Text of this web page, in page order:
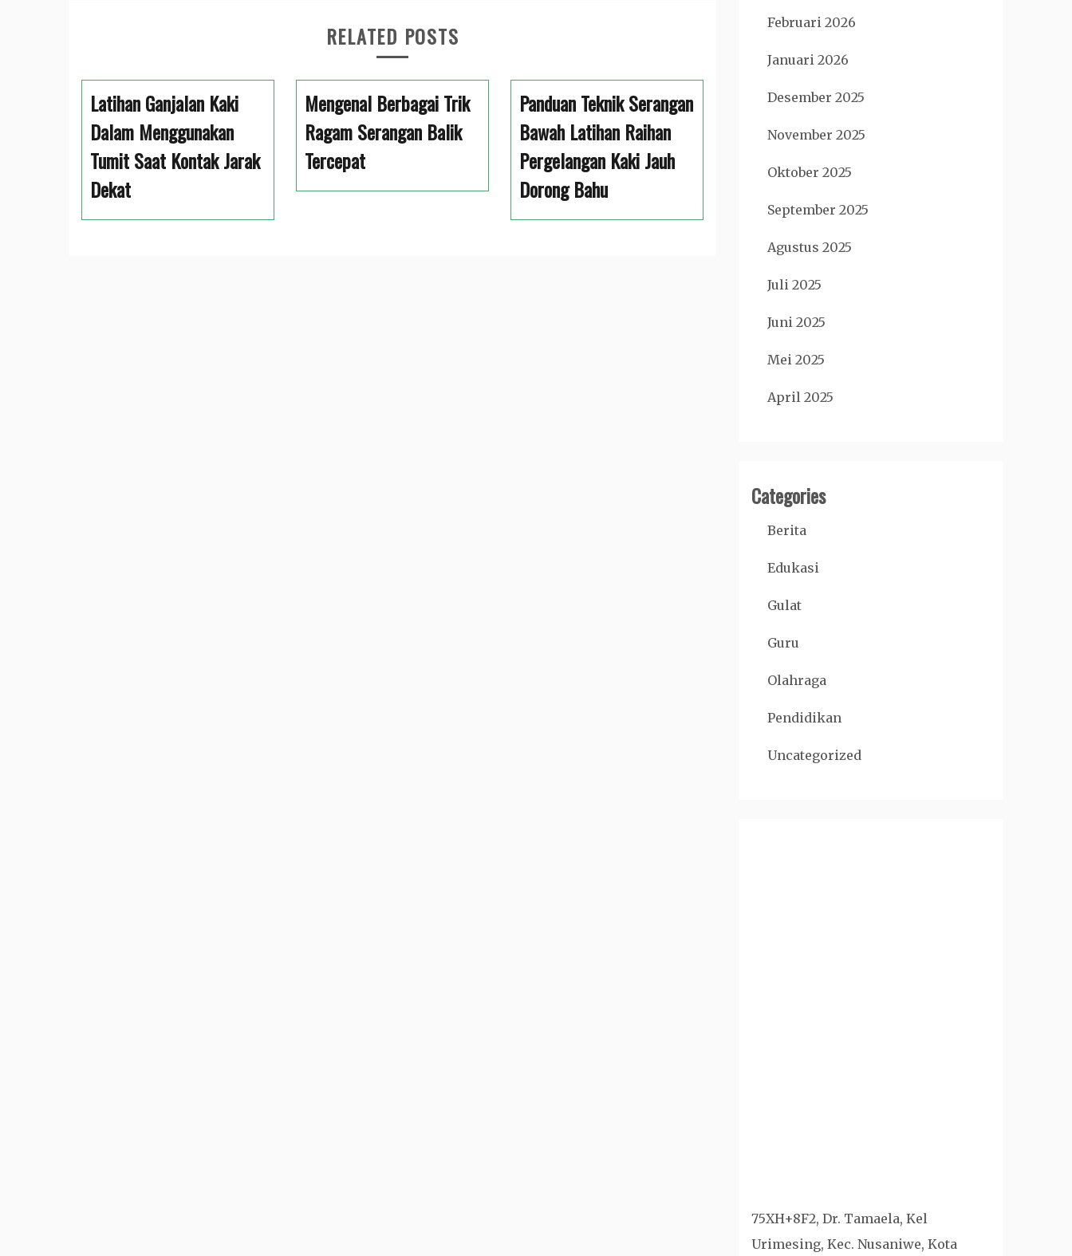
RELATED POSTS
Latihan Ganjalan Kaki
Dalam Menggunakan
Tumit Saat Kontak Jarak
Dekat
Mengenal Berbagai Trik
Ragam Serangan Balik
Tercepat
Panduan Teknik Serangan
Bawah Latihan Raihan
Pergelangan Kaki Jauh
Dorong Bahu
Februari 2026
Januari 2026
Desember 2025
November 2025
Oktober 2025
September 2025
Agustus 2025
Juli 2025
Juni 2025
Mei 2025
April 2025
Categories
Berita
Edukasi
Gulat
Guru
Olahraga
Pendidikan
Uncategorized
75XH+8F2, Dr. Tamaela, Kel
Urimesing, Kec. Nusaniwe, Kota